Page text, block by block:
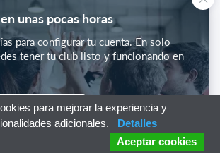
iguales. Nuestras funciones cubren tus
unas pocas horas
para configurar tu cuenta. En solo
tener tu club listo y funcionando en
SportMember
para mejorar la experiencia y
adicionales.
Detalles
Aceptar cookies